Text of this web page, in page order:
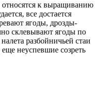
относятся к выращиванию
все достается
ягоды, дрозды-
склевывают ягоды по
разбойничьей стаи
неуспевшие созреть